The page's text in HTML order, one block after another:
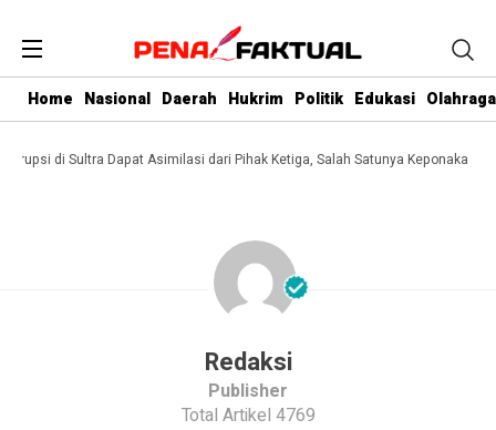
Home Nasional Daerah Hukrim Politik Edukasi Olahraga
di Sultra Dapat Asimilasi dari Pihak Ketiga, Salah Satunya Keponakan
Redaksi
Publisher
Total Artikel 4769